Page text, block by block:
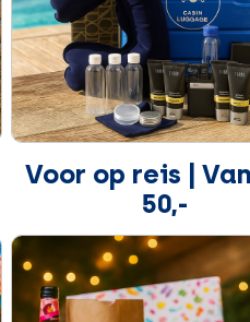
Voor op reis |
50,-